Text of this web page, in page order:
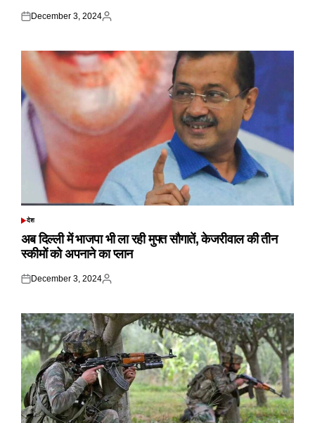
Posted
December 3, 2024
Posted
POSTED
देश
अब दिल्ली में भाजपा भी ला रही मुफ्त सौगातें, केजरीवाल की तीन
स्कीमों को अपनाने का प्लान
Posted
December 3, 2024
Posted